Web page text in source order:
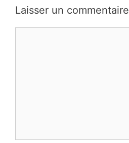
Laisser un commentaire